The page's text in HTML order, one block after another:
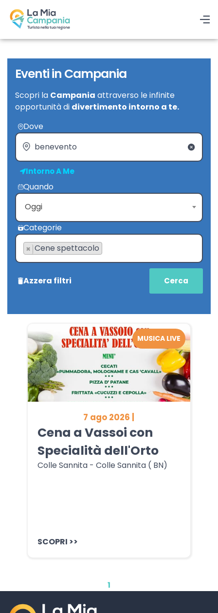
Eventi in Campania
Scopri la Campania attraverso le infinite
opportunità di divertimento intorno a te.
Dove
Intorno A Me
Quando
Oggi
Categorie
× Cene spettacolo
Azzera filtri
7 ago 2026 |
Cena a Vassoi con
Specialità dell'Orto
Colle Sannita - Colle Sannita ( BN)
SCOPRI >>
MUSICA LIVE
1